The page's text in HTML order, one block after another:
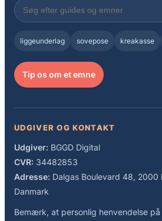
liggeunderlag sovepose kreakasse
Tip os om et emne
UDGIVER OG KONTAKT
Udgiver: BGGD Digital
CVR: 34482853
Adresse: Dalgas Boulevard 48, 2000
Danmark
Bemærk, at personlig henvendelse